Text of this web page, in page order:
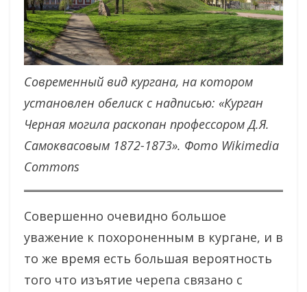
Современный вид кургана, на котором
установлен обелиск с надписью: «Курган
Черная могила раскопан профессором Д.Я.
Самоквасовым 1872-1873». Фото Wikimedia
Commons
Совершенно очевидно большое
уважение к похороненным в кургане, и в
то же время есть большая вероятность
того что изъятие черепа связано с